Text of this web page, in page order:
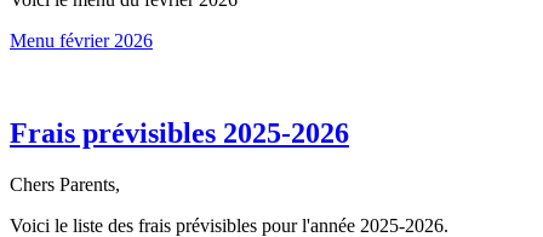
Menu février 2026
Frais prévisibles 2025-2026
Chers Parents,
Voici le liste des frais prévisibles pour l'année 2025-2026.